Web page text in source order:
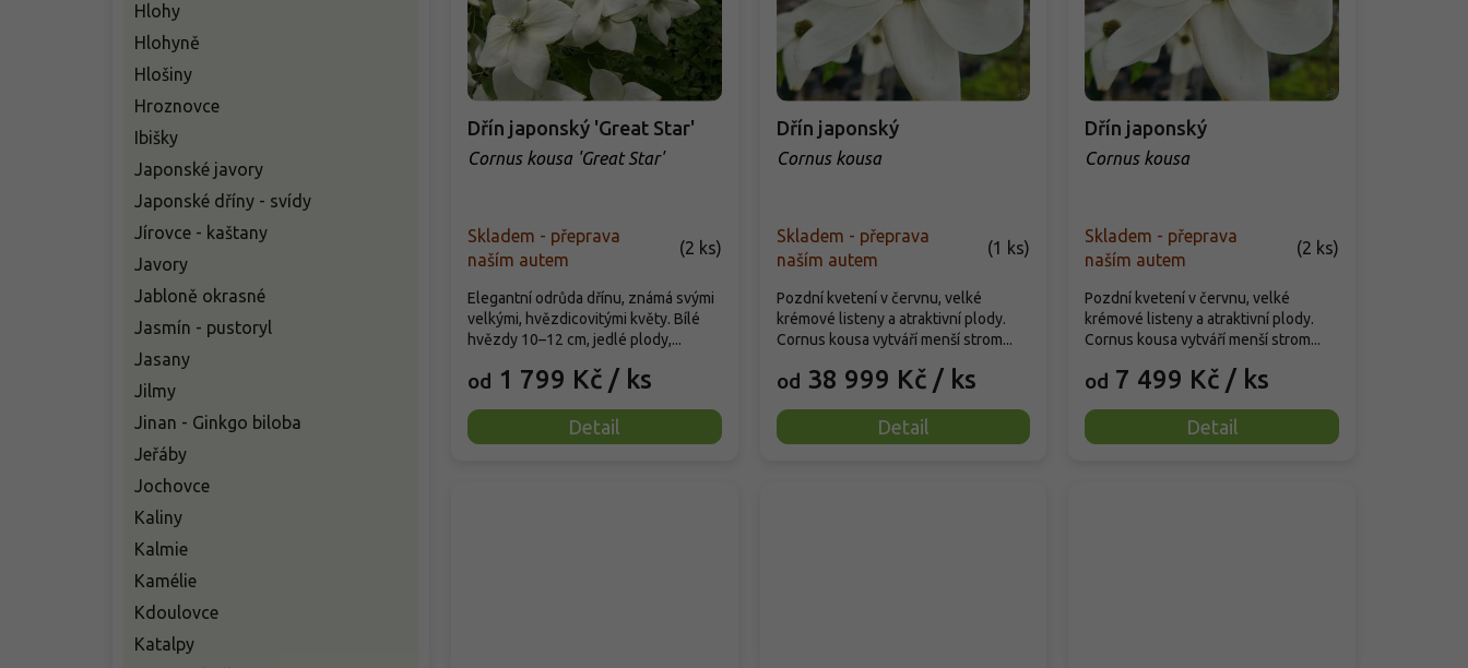
Hlohy
Hlohyně
Hlošiny
Hroznovce
Ibišky
Japonské javory
Japonské dříny - svídy
Jírovce - kaštany
Javory
Jabloně okrasné
Jasmín - pustoryl
Jasany
Jilmy
Jinan - Ginkgo biloba
Jeřáby
Jochovce
Kaliny
Kalmie
Kamélie
Kdoulovce
Katalpy
Dřín japonský 'Great Star'
Cornus kousa 'Great Star'
Skladem - přeprava
naším autem
(2 ks)
od 1 799 Kč / ks
Detail
Elegantní odrůda dřínu, známá svými
velkými, hvězdicovitými květy. Bílé
hvězdy 10–12 cm, jedlé plody,...
Dřín japonský
Cornus kousa
Skladem - přeprava
naším autem
(1 ks)
od 38 999 Kč / ks
Detail
Pozdní kvetení v červnu, velké
krémové listeny a atraktivní plody.
Cornus kousa vytváří menší strom...
Dřín japonský
Cornus kousa
Skladem - přeprava
naším autem
(2 ks)
od 7 499 Kč / ks
Detail
Pozdní kvetení v červnu, velké
krémové listeny a atraktivní plody.
Cornus kousa vytváří menší strom...